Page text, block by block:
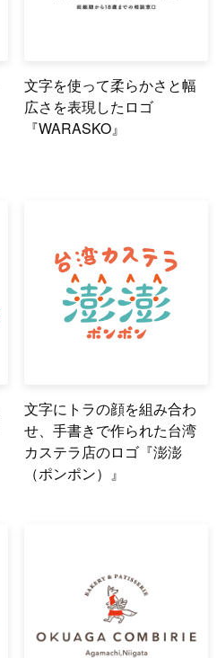
文字を使って柔らかさと幅
広さを表現したロゴ
『WARASKO』
文字にトラの顔を組み合わ
せ、手書きで作られた台湾
カステラ店のロゴ『澎澎
（ポンポン）』